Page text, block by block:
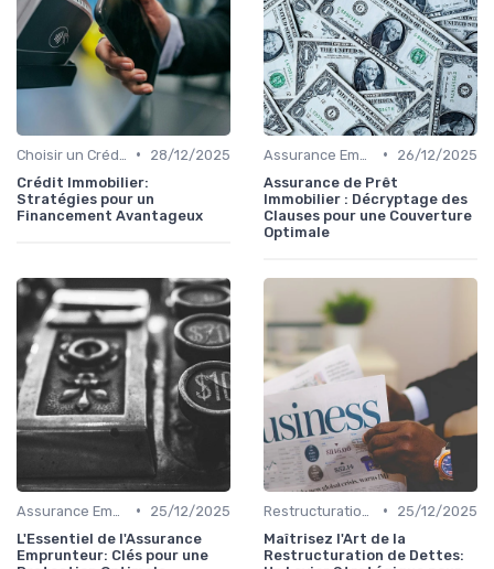
•
28/12/2025
Crédit Immobilier:
Stratégies pour un
Financement Avantageux
•
26/12/2025
Assurance de Prêt
Immobilier : Décryptage des
Clauses pour une Couverture
Optimale
•
25/12/2025
L'Essentiel de l'Assurance
Emprunteur: Clés pour une
•
25/12/2025
Maîtrisez l'Art de la
Restructuration de Dettes: